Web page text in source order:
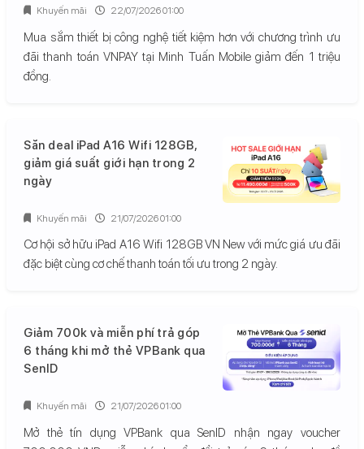
Mua sắm thiết bị công nghệ tiết kiệm hơn với chương trình ưu
đãi thanh toán VNPAY tại Minh Tuấn Mobile giảm đến 1 triệu
đồng.
Khuyến mãi 22/07/2026 01:00
Săn deal iPad A16 Wifi 128GB,
giảm giá suất giới hạn trong 2
ngày
Cơ hội sở hữu iPad A16 Wifi 128GB VN New với mức giá ưu đãi
đặc biệt cùng cơ chế thanh toán tối ưu trong 2 ngày.
Khuyến mãi 21/07/2026 01:00
Giảm 700k và miễn phí trả góp
6 tháng khi mở thẻ VPBank qua
SenID
Mở thẻ tín dụng VPBank qua SenID nhận ngay voucher
Khuyến mãi 21/07/2026 01:00